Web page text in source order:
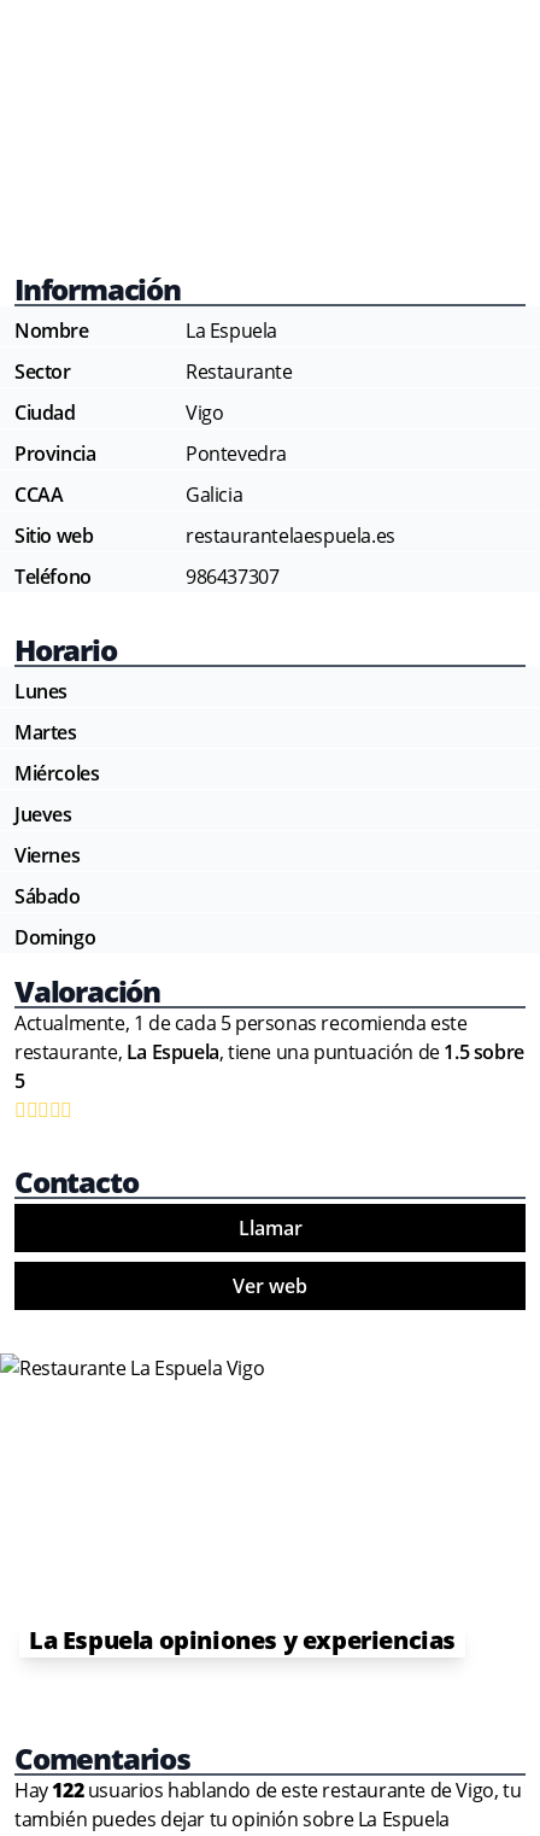
Información
Nombre
La Espuela
Sector
Restaurante
Ciudad
Vigo
Provincia
Pontevedra
CCAA
Galicia
Sitio web
restaurantelaespuela.es
Teléfono
986437307
Horario
Lunes
Martes
Miércoles
Jueves
Viernes
Sábado
Domingo
Valoración
Actualmente, 1 de cada 5 personas recomienda este
restaurante, La Espuela, tiene una puntuación de1.5 sobre
5
Contacto
Llamar
Ver web
La Espuela opiniones y experiencias
Comentarios
Hay122usuarios hablando de este restaurante de Vigo, tu
también puedes dejar tu opinión sobre La Espuela